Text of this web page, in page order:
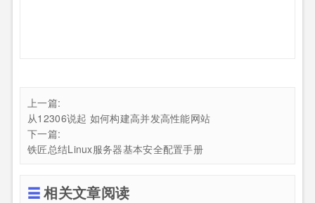
上一篇:
从12306说起 如何构建高并发高性能网站
下一篇:
铁匠总结Linux服务器基本安全配置手册
相关文章阅读